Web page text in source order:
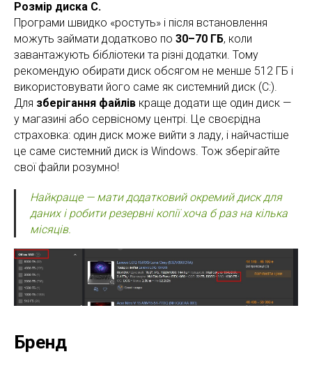
Розмір диска C.
Програми швидко «ростуть» і після встановлення
можуть займати додатково по 30–70 ГБ, коли
завантажують бібліотеки та різні додатки. Тому
рекомендую обирати диск обсягом не менше 512 ГБ і
використовувати його саме як системний диск (C:).
Для зберігання файлів краще додати ще один диск —
у магазині або сервісному центрі. Це своєрідна
страховка: один диск може вийти з ладу, і найчастіше
це саме системний диск із Windows. Тож зберігайте
свої файли розумно!
Найкраще — мати додатковий окремий диск для
даних і робити резервні копії хоча б раз на кілька
місяців.
Бренд